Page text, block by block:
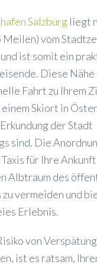
Salzburg liegt
Meilen) vom
ist somit ein
Diese
Fahrt zu Ihrem
einem Skiort in
der Stadt
sind. Die
für Ihre
Albtraum des
zu vermeiden und
Erlebnis.
von
ist es ratsam,